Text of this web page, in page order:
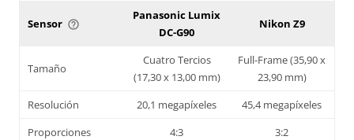
Sensor help_outline
Panasonic Lumix
DC-G90
Nikon Z9
Tamaño
Cuatro Tercios
(17,30 x 13,00 mm)
Full-Frame (35,90 x
23,90 mm)
Resolución
20,1 megapíxeles
45,4 megapíxeles
Proporciones
4:3 3:2